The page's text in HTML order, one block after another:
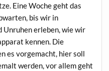
Eine Woche geht das
bis wir in
Unruhen erleben, wie wir
kennen. Die
es vorgemacht, hier soll
werden, vor allem geht